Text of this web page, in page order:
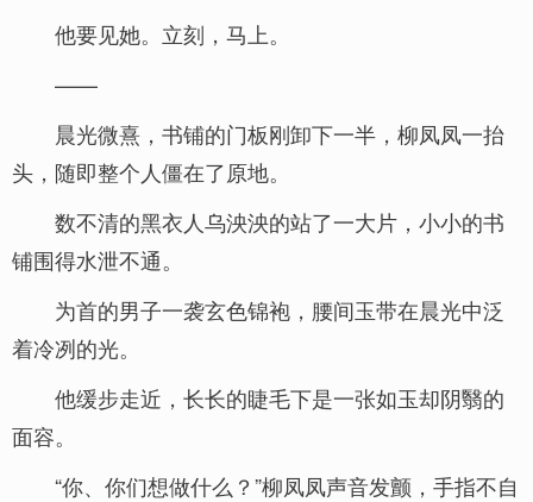
他要见她。立刻，马上。
——
晨光微熹，书铺的门板刚卸下一半，柳凤凤一抬
头，随即整个人僵在了原地。
数不清的黑衣人乌泱泱的站了一大片，小小的书
铺围得水泄不通。
为首的男子一袭玄色锦袍，腰间玉带在晨光中泛
着冷冽的光。
他缓步走近，长长的睫毛下是一张如玉却阴翳的
面容。
“你、你们想做什么？”柳凤凤声音发颤，手指不自